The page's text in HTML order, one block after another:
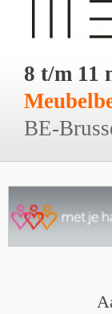
8 t/m 11
BE-